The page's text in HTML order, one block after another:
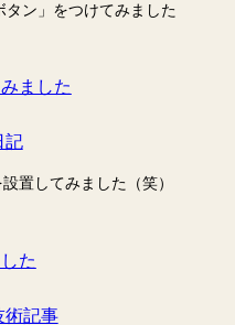
タン」をつけてみました
ました
記
置してみました（笑）
た
術記事